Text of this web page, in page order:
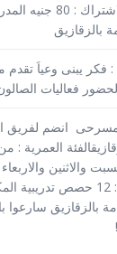
سنوات تكلفة
بالزقازيق
: فكر يبنى وعياَ تقدم
فعاليات
انضم لفريق
190 جنيه المدة : 12 حصص
بالزقازيق سارعوا